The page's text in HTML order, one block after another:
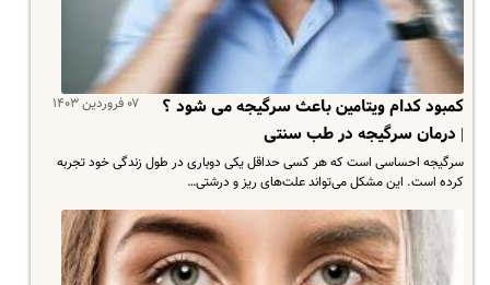
۰۷ فروردین ۱۴۰۳
کمبود کدام ویتامین باعث سرگیجه می شود ؟
| درمان سرگیجه در طب سنتی
سرگیجه احساسی است که هر کسی حداقل یکی دوباری در طول زندگی خود تجربه
کرده است. این مشکل می‌تواند علت‌های ریز و درشتی…